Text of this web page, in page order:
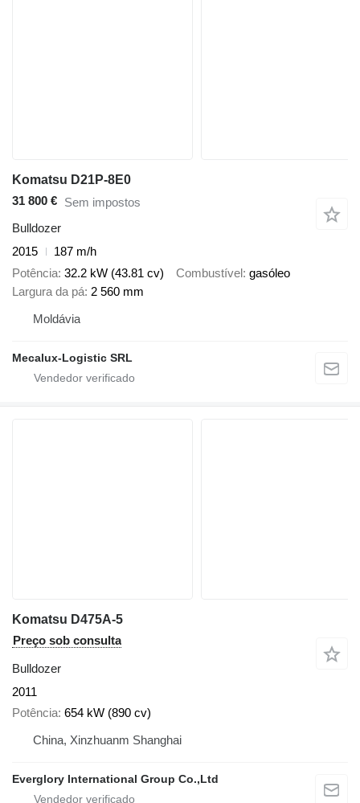
Komatsu D21P-8E0
31 800 € Sem impostos
Bulldozer
2015
187 m/h
Potência 32.2 kW (43.81 cv) Combustível gasóleo
Largura da pá 2 560 mm
Moldávia
Mecalux-Logistic SRL
Komatsu D475A-5
Preço sob consulta
Bulldozer
2011
Potência 654 kW (890 cv)
China, Xinzhuanm Shanghai
Everglory International Group Co.,Ltd